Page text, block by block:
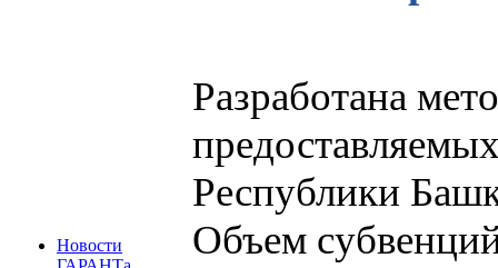
Новости
Разработана
Республики
Объем